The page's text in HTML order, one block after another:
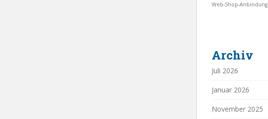
Web-Shop-Anbindung
Archiv
Juli 2026
Januar 2026
November 2025